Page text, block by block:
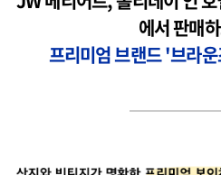
에서 판매
프리미엄 브랜드 '브라